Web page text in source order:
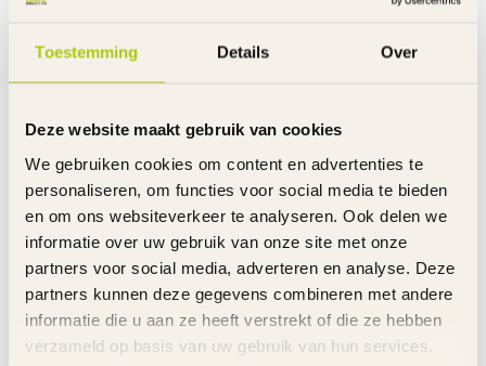
Toestemming Details Over
Deze website maakt gebruik van cookies
We gebruiken cookies om content en advertenties te
personaliseren, om functies voor social media te bieden
en om ons websiteverkeer te analyseren. Ook delen we
informatie over uw gebruik van onze site met onze
partners voor social media, adverteren en analyse. Deze
partners kunnen deze gegevens combineren met andere
informatie die u aan ze heeft verstrekt of die ze hebben
verzameld op basis van uw gebruik van hun services.
Diameter plug-in pin: 10 mm
Productgewicht: 760 gram
Specificaties